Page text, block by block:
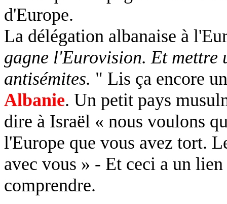
d'Europe.
La délégation albanaise à
gagne l'Eurovision. Et
antisémites. " Lis ça encore
Albanie. Un petit pays
dire à Israël « nous voulons
l'Europe que vous avez tort.
avec vous » - Et ceci a un
comprendre.